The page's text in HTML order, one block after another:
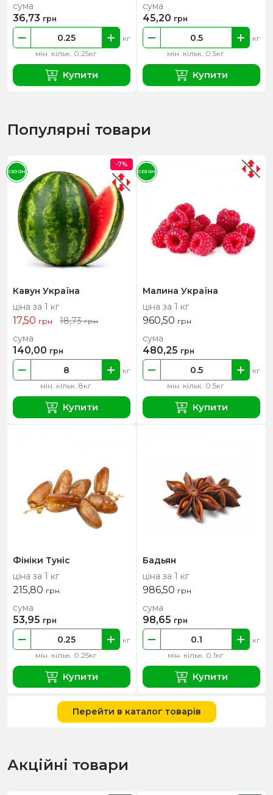
мін. кільк. 0.25кг
кг
сума
36,73 грн
Купити
мін. кільк. 0.5кг
кг
сума
45,20 грн
Купити
Популярні товари
Кавун Україна
ціна за 1 кг
17,50 грн 18,73грн
мін. кільк. 8кг
кг
сума
140,00 грн
Купити
-7%
СЕЗОН
Малина Україна
ціна за 1 кг
960,50 грн
мін. кільк. 0.5кг
кг
сума
480,25 грн
Купити
СЕЗОН
Фініки Туніс
ціна за 1 кг
215,80 грн
мін. кільк. 0.25кг
кг
сума
53,95 грн
Купити
Бадьян
ціна за 1 кг
986,50 грн
мін. кільк. 0.1кг
кг
сума
98,65 грн
Купити
Перейти в каталог товарів
Акційні товари